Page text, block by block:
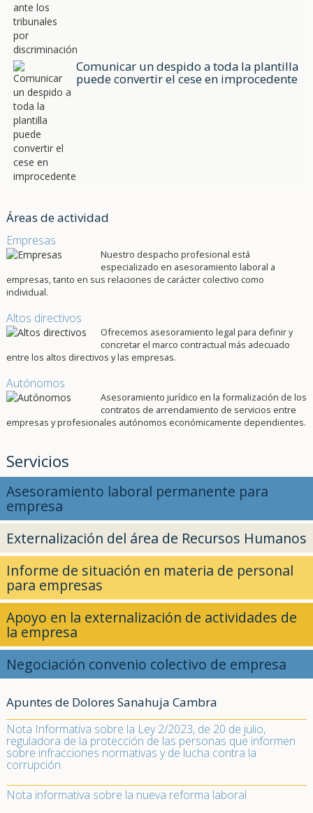
Comunicar un despido a toda la plantilla
puede convertir el cese en improcedente
Áreas de actividad
Empresas
Nuestro despacho profesional está
especializado en asesoramiento laboral a
empresas, tanto en sus relaciones de carácter colectivo como
individual.
Altos directivos
Ofrecemos asesoramiento legal para definir y
concretar el marco contractual más adecuado
entre los altos directivos y las empresas.
Autónomos
Asesoramiento jurídico en la formalización de los
contratos de arrendamiento de servicios entre
empresas y profesionales autónomos económicamente dependientes.
Servicios
Asesoramiento laboral permanente para
empresa
Externalización del área de Recursos Humanos
Informe de situación en materia de personal
para empresas
Apoyo en la externalización de actividades de
la empresa
Negociación convenio colectivo de empresa
Apuntes de Dolores Sanahuja Cambra
Nota Informativa sobre la Ley 2/2023, de 20 de julio,
reguladora de la protección de las personas que informen
sobre infracciones normativas y de lucha contra la
corrupción
Nota informativa sobre la nueva reforma laboral